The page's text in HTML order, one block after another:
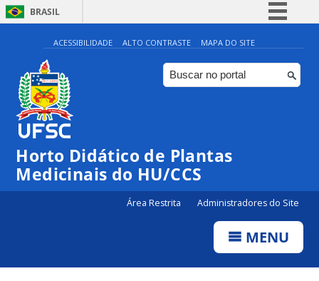
BRASIL
Simplifique!
Comunica BR
Participe
Canais
ACESSIBILIDADE ALTO CONTRASTE MAPA DO SITE
Horto Didático de Plantas
Medicinais do HU/CCS
Área Restrita Administradores do Site
MENU